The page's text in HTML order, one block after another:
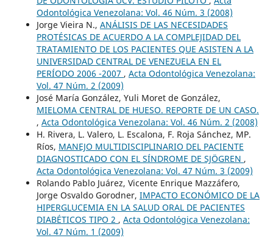
Odontológica Venezolana: Vol. 46 Núm. 3 (2008)
Jorge Vieira N., ANÁLISIS DE LAS NECESIDADES
PROTÉSICAS DE ACUERDO A LA COMPLEJIDAD DEL
TRATAMIENTO DE LOS PACIENTES QUE ASISTEN A LA
UNIVERSIDAD CENTRAL DE VENEZUELA EN EL
PERÍODO 2006 -2007 , Acta Odontológica Venezolana:
Vol. 47 Núm. 2 (2009)
José María González, Yuli Moret de González,
MIELOMA CENTRAL DE HUESO. REPORTE DE UN CASO.
, Acta Odontológica Venezolana: Vol. 46 Núm. 2 (2008)
H. Rivera, L. Valero, L. Escalona, F. Roja Sánchez, MP.
Ríos, MANEJO MULTIDISCIPLINARIO DEL PACIENTE
DIAGNOSTICADO CON EL SÍNDROME DE SJÖGREN ,
Acta Odontológica Venezolana: Vol. 47 Núm. 3 (2009)
Rolando Pablo Juárez, Vicente Enrique Mazzáfero,
Jorge Osvaldo Gorodner, IMPACTO ECONÓMICO DE LA
HIPERGLUCEMIA EN LA SALUD ORAL DE PACIENTES
DIABÉTICOS TIPO 2 , Acta Odontológica Venezolana:
Vol. 47 Núm. 1 (2009)